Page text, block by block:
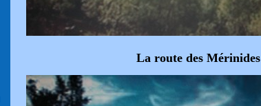
La route des Mérinides